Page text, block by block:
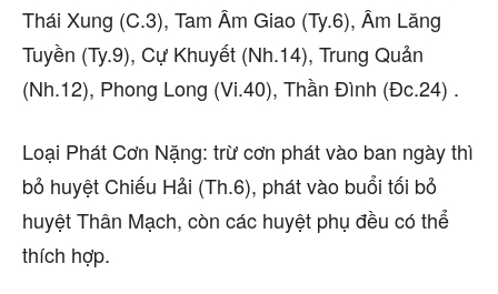
Thái Xung (C.3), Tam Âm Giao (Ty.6), Âm Lăng
Tuyền (Ty.9), Cự Khuyết (Nh.14), Trung Quản
(Nh.12), Phong Long (Vi.40), Thần Đình (Đc.24) .
Loại Phát Cơn Nặng: trừ cơn phát vào ban ngày thì
bỏ huyệt Chiếu Hải (Th.6), phát vào buổi tối bỏ
huyệt Thân Mạch, còn các huyệt phụ đều có thể
thích hợp.